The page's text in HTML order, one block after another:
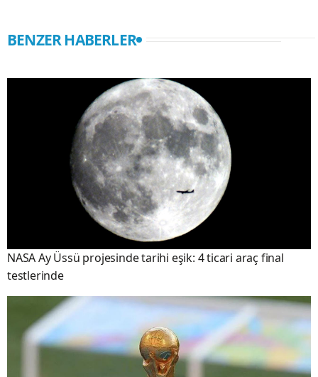
BENZER HABERLER
NASA Ay Üssü projesinde tarihi eşik: 4 ticari araç final
testlerinde